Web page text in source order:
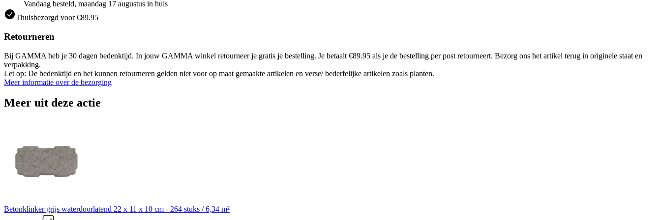
Vandaag besteld, maandag 17 augustus in huis
Thuisbezorgd voor €89.95
Retourneren
Bij GAMMA heb je 30 dagen bedenktijd. In jouw GAMMA winkel retourneer je gratis je bestelling. Je betaalt €89.95 als je de bestelling per post retourneert. Bezorg ons het artikel terug in originele staat en
verpakking.
Let op: De bedenktijd en het kunnen retourneren gelden niet voor op maat gemaakte artikelen en verse/ bederfelijke artikelen zoals planten.
Meer informatie over de bezorging
Meer uit deze actie
Betonklinker grijs waterdoorlatend 22 x 11 x 10 cm - 264 stuks / 6,34 m²